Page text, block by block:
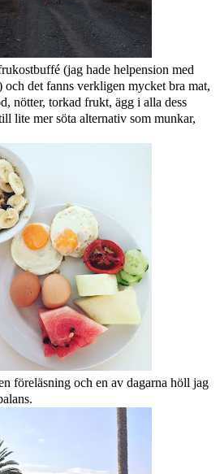
(jag hade helpension med
det fanns verkligen mycket bra mat,
nötter, torkad frukt, ägg i alla dess
lite mer söta alternativ som munkar,
föreläsning och en av dagarna höll jag